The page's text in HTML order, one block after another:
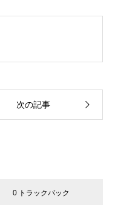
次の記事
0 トラックバック